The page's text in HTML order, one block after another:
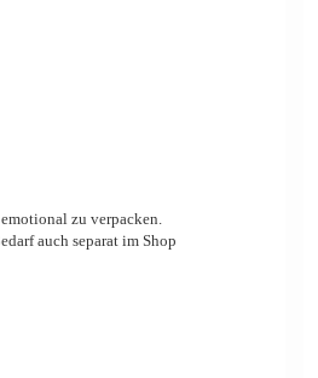
zu verpacken.
auch separat im Shop